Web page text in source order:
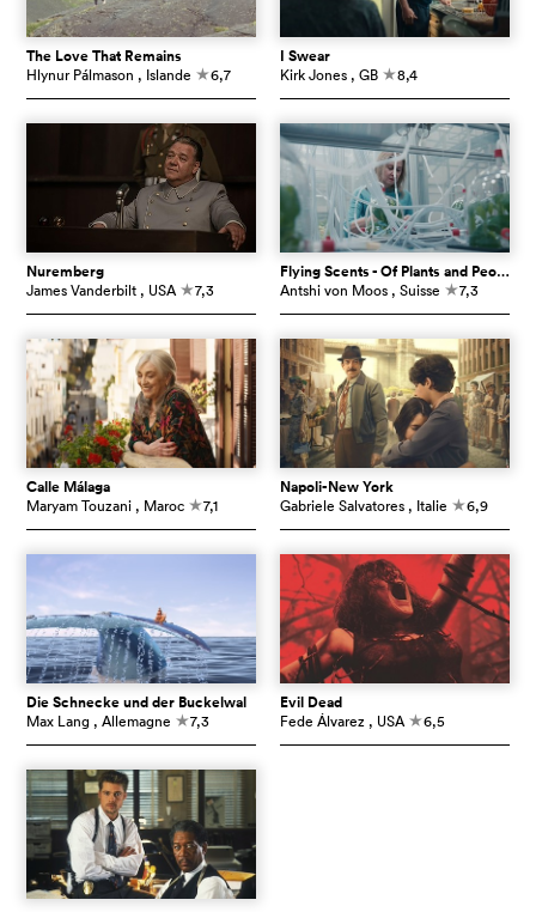
The Love That Remains
Hlynur Pálmason , Islande c6,7
I Swear
Kirk Jones , GB c8,4
Nuremberg
James Vanderbilt , USA c7,3
Flying Scents - Of Plants and People
Antshi von Moos , Suisse c7,3
Calle Málaga
Maryam Touzani , Maroc c7,1
Napoli-New York
Gabriele Salvatores , Italie c6,9
Die Schnecke und der Buckelwal
Max Lang , Allemagne c7,3
Evil Dead
Fede Álvarez , USA c6,5